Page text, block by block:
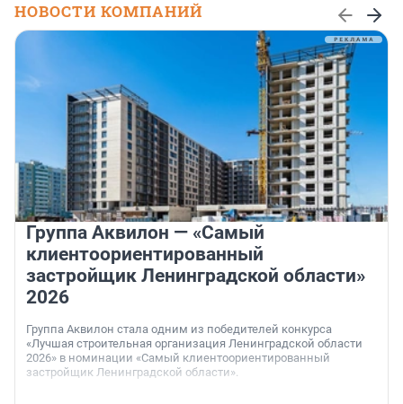
НОВОСТИ КОМПАНИЙ
Группа Аквилон — «Самый
клиентоориентированный
застройщик Ленинградской области»
2026
Группа Аквилон стала одним из победителей конкурса
«Лучшая строительная организация Ленинградской области
2026» в номинации «Самый клиентоориентированный
застройщик Ленинградской области».